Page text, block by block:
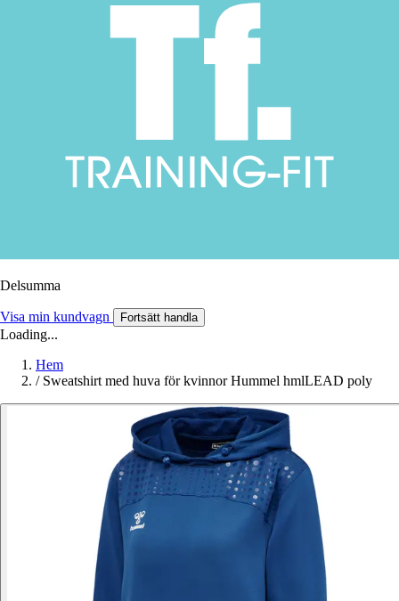
Delsumma
Visa min kundvagn Fortsätt handla
Loading...
Hem
/ Sweatshirt med huva för kvinnor Hummel hmlLEAD poly